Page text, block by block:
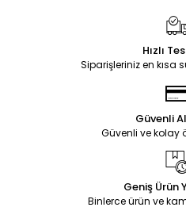
Hızlı
Siparişleriniz en kısa
Güvenli
Güvenli ve kolay
Geniş Ürün
Binlerce ürün ve